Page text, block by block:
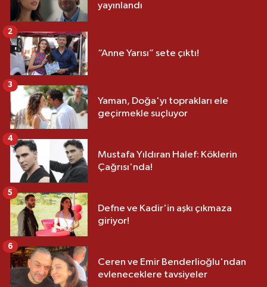
yayınlandı
“Anne Yarısı” sete çıktı!
2
Yaman, Doğa'yı toprakları ele
geçirmekle suçluyor
3
Mustafa Yıldıran Halef: Köklerin
Çağrısı'nda!
4
Defne ve Kadir'in aşkı çıkmaza
giriyor!
5
Ceren ve Emir Benderlioğlu'ndan
evleneceklere tavsiyeler
6